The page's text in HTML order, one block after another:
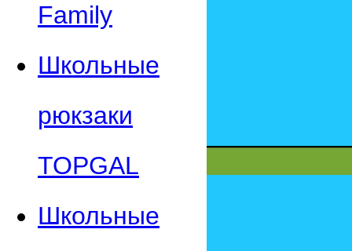
Family
Школьные
рюкзаки
TOPGAL
Школьные